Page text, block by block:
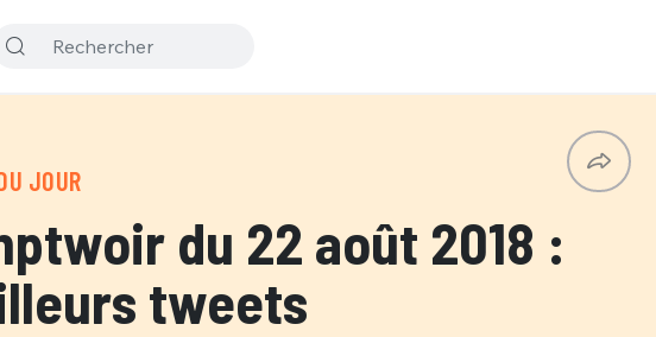
JOUR
du 22 août 2018 :
tweets